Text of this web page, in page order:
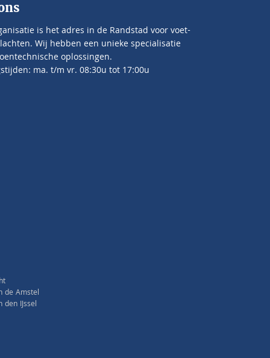
is het adres in de Randstad voor voet-
Wij hebben een unieke specialisatie
oplossingen.
ma. t/m vr. 08:30u tot 17:00u
de Amstel
IJssel